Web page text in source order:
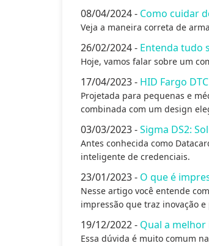
08/04/2024 - Como cuidar
Veja a maneira correta de
26/02/2024 - Entenda tudo
Hoje, vamos falar sobre um
17/04/2023 - HID Fargo
Projetada para pequenas e
combinada com um design
03/03/2023 -Sigma DS2:
Antes conhecida como
inteligente de credenciais.
23/01/2023 - O que é
Nesse artigo você entende
impressão que traz inovação
19/12/2022 - Qual a melhor
Essa dúvida é muito comum